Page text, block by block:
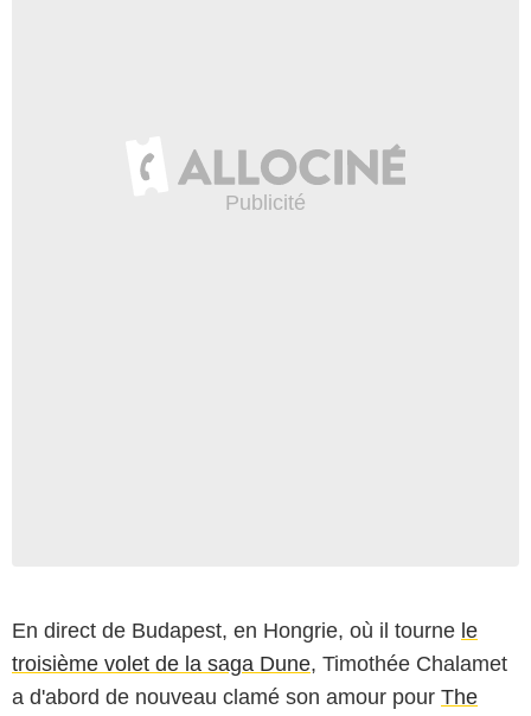
En direct de Budapest, en Hongrie, où il tourne le
troisième volet de la saga Dune, Timothée Chalamet
a d'abord de nouveau clamé son amour pour The